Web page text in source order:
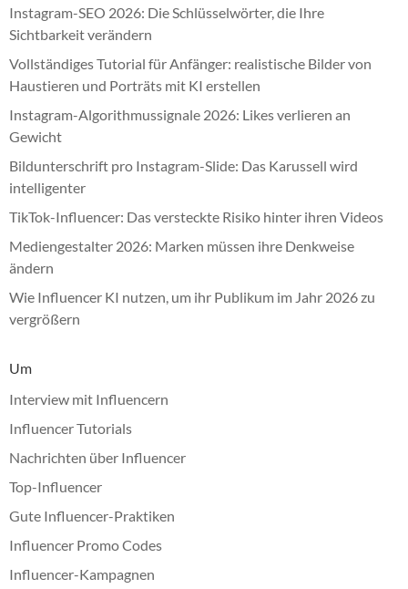
Instagram-SEO 2026: Die Schlüsselwörter, die Ihre
Sichtbarkeit verändern
Vollständiges Tutorial für Anfänger: realistische Bilder von
Haustieren und Porträts mit KI erstellen
Instagram-Algorithmussignale 2026: Likes verlieren an
Gewicht
Bildunterschrift pro Instagram-Slide: Das Karussell wird
intelligenter
TikTok-Influencer: Das versteckte Risiko hinter ihren Videos
Mediengestalter 2026: Marken müssen ihre Denkweise
ändern
Wie Influencer KI nutzen, um ihr Publikum im Jahr 2026 zu
vergrößern
Um
Interview mit Influencern
Influencer Tutorials
Nachrichten über Influencer
Top-Influencer
Gute Influencer-Praktiken
Influencer Promo Codes
Influencer-Kampagnen